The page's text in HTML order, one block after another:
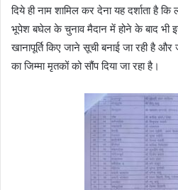
दिये ही नाम शामिल कर देना यह दर्शाता है
भूपेश बघेल के चुनाव मैदान में होने के बाद
खानापूर्ति किए जाने सूची बनाई जा रही है
का जिम्मा मृतकों को सौंप दिया जा रहा है।